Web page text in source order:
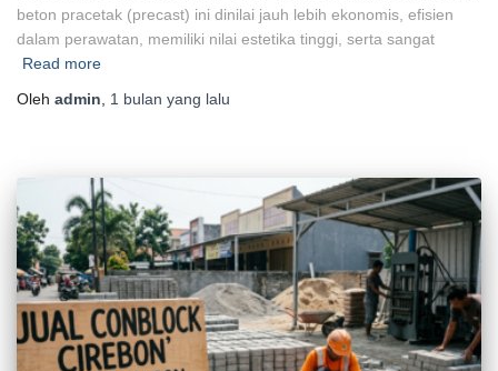
beton pracetak (precast) ini dinilai jauh lebih ekonomis, efisien
dalam perawatan, memiliki nilai estetika tinggi, serta sangat
Read more
Oleh admin 1 bulan yang lalu